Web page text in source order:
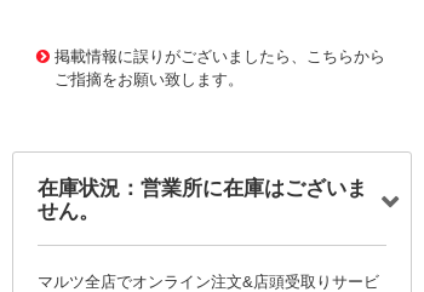
掲載情報に誤りがございましたら、こちらから
ご指摘をお願い致します。
在庫状況：営業所に在庫はございま
せん。
マルツ全店でオンライン注文&店頭受取りサービ